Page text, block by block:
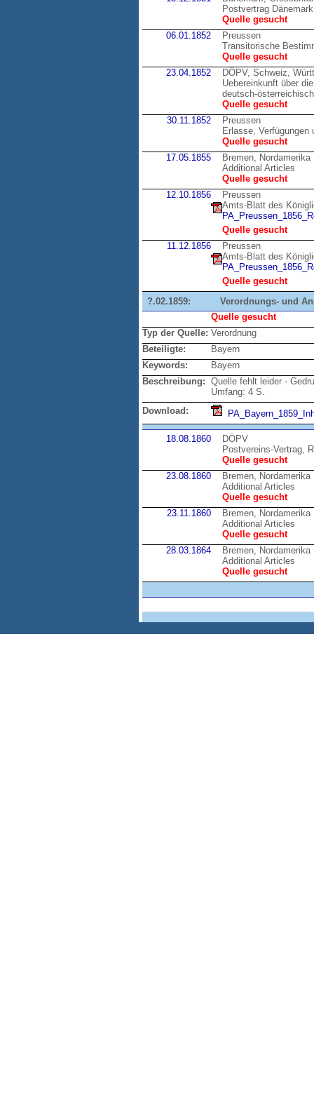
Postvertrag
Quelle gesucht
06.01.1852
Preussen
Transitorische
Quelle gesucht
23.04.1852
DÖPV, Schweiz,
Uebereinkunft über
deutsch-
Quelle gesucht
30.11.1852
Preussen
Erlasse,
Quelle gesucht
17.05.1855
Bremen, Nordamerika
Additional Articles
Quelle gesucht
12.10.1856
Preussen
Amts-Blatt des
Quelle gesucht
11.12.1856
Preussen
Amts-Blatt des
Quelle gesucht
?.02.1859:
Verordnungs- und
Quelle gesucht
Typ der Quelle: Verordnung
Beteiligte:
Bayern
Keywords:
Bayern
Beschreibung: Quelle fehlt leider -
Umfang: 4 S.
Download:
18.08.1860
DÖPV
Postvereins-Vertrag,
Quelle gesucht
23.08.1860
Bremen, Nordamerika
Additional Articles
Quelle gesucht
23.11.1860
Bremen, Nordamerika
Additional Articles
Quelle gesucht
28.03.1864
Bremen, Nordamerika
Additional Articles
Quelle gesucht